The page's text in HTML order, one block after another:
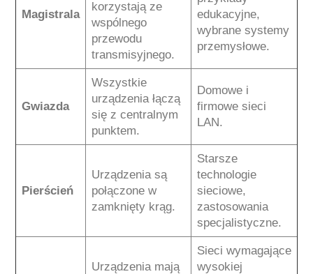
Magistrala
korzystają ze
wspólnego
przewodu
transmisyjnego.
edukacyjne,
wybrane systemy
przemysłowe.
Gwiazda
Wszystkie
urządzenia łączą
się z centralnym
punktem.
Domowe i
firmowe sieci
LAN.
Pierścień
Urządzenia są
połączone w
zamknięty krąg.
Starsze
technologie
sieciowe,
zastosowania
specjalistyczne.
Urządzenia mają
Sieci wymagające
wysokiej